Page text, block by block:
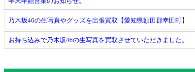
乃木坂46の生写真やグッズを出張買取【愛知県額田郡幸田町】
お持ち込みで乃木坂46の生写真を買取させていただきました。